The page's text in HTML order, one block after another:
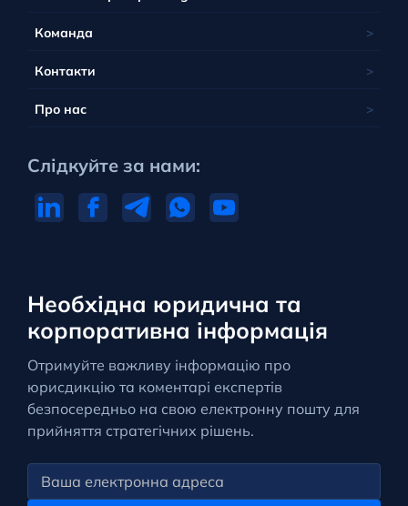
Необхідна юридична та
корпоративна інформація
Отримуйте важливу інформацію про
юрисдикцію та коментарі експертів
безпосередньо на свою електронну пошту для
прийняття стратегічних рішень.
Команда
Контакти
Про нас
Слідкуйте за нами: